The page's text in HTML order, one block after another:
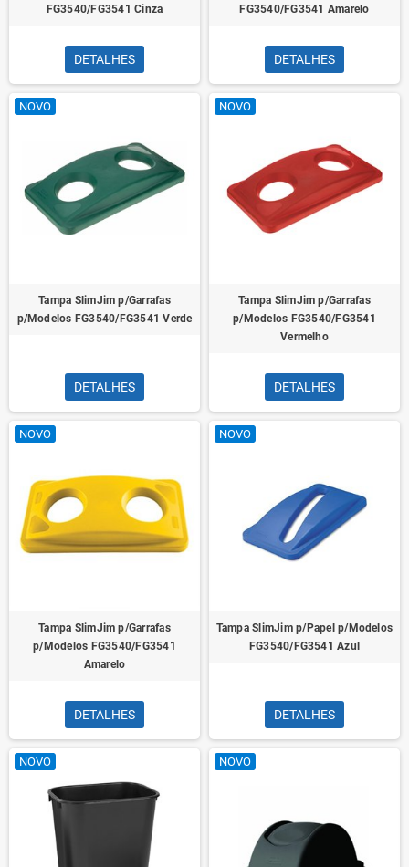
FG3540/FG3541 Cinza
DETALHES
FG3540/FG3541 Amarelo
DETALHES
NOVO
Tampa SlimJim p/Garrafas
p/Modelos FG3540/FG3541 Verde
DETALHES
NOVO
Tampa SlimJim p/Garrafas
p/Modelos FG3540/FG3541
Vermelho
DETALHES
NOVO
Tampa SlimJim p/Garrafas
p/Modelos FG3540/FG3541
Amarelo
DETALHES
NOVO
Tampa SlimJim p/Papel p/Modelos
FG3540/FG3541 Azul
DETALHES
NOVO NOVO